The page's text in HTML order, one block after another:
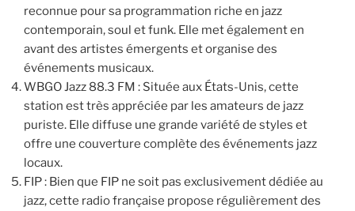
reconnue pour sa programmation riche en jazz
contemporain, soul et funk. Elle met également en
avant des artistes émergents et organise des
événements musicaux.
WBGO Jazz 88.3 FM : Située aux États-Unis, cette
station est très appréciée par les amateurs de jazz
puriste. Elle diffuse une grande variété de styles et
offre une couverture complète des événements jazz
locaux.
FIP : Bien que FIP ne soit pas exclusivement dédiée au
jazz, cette radio française propose régulièrement des